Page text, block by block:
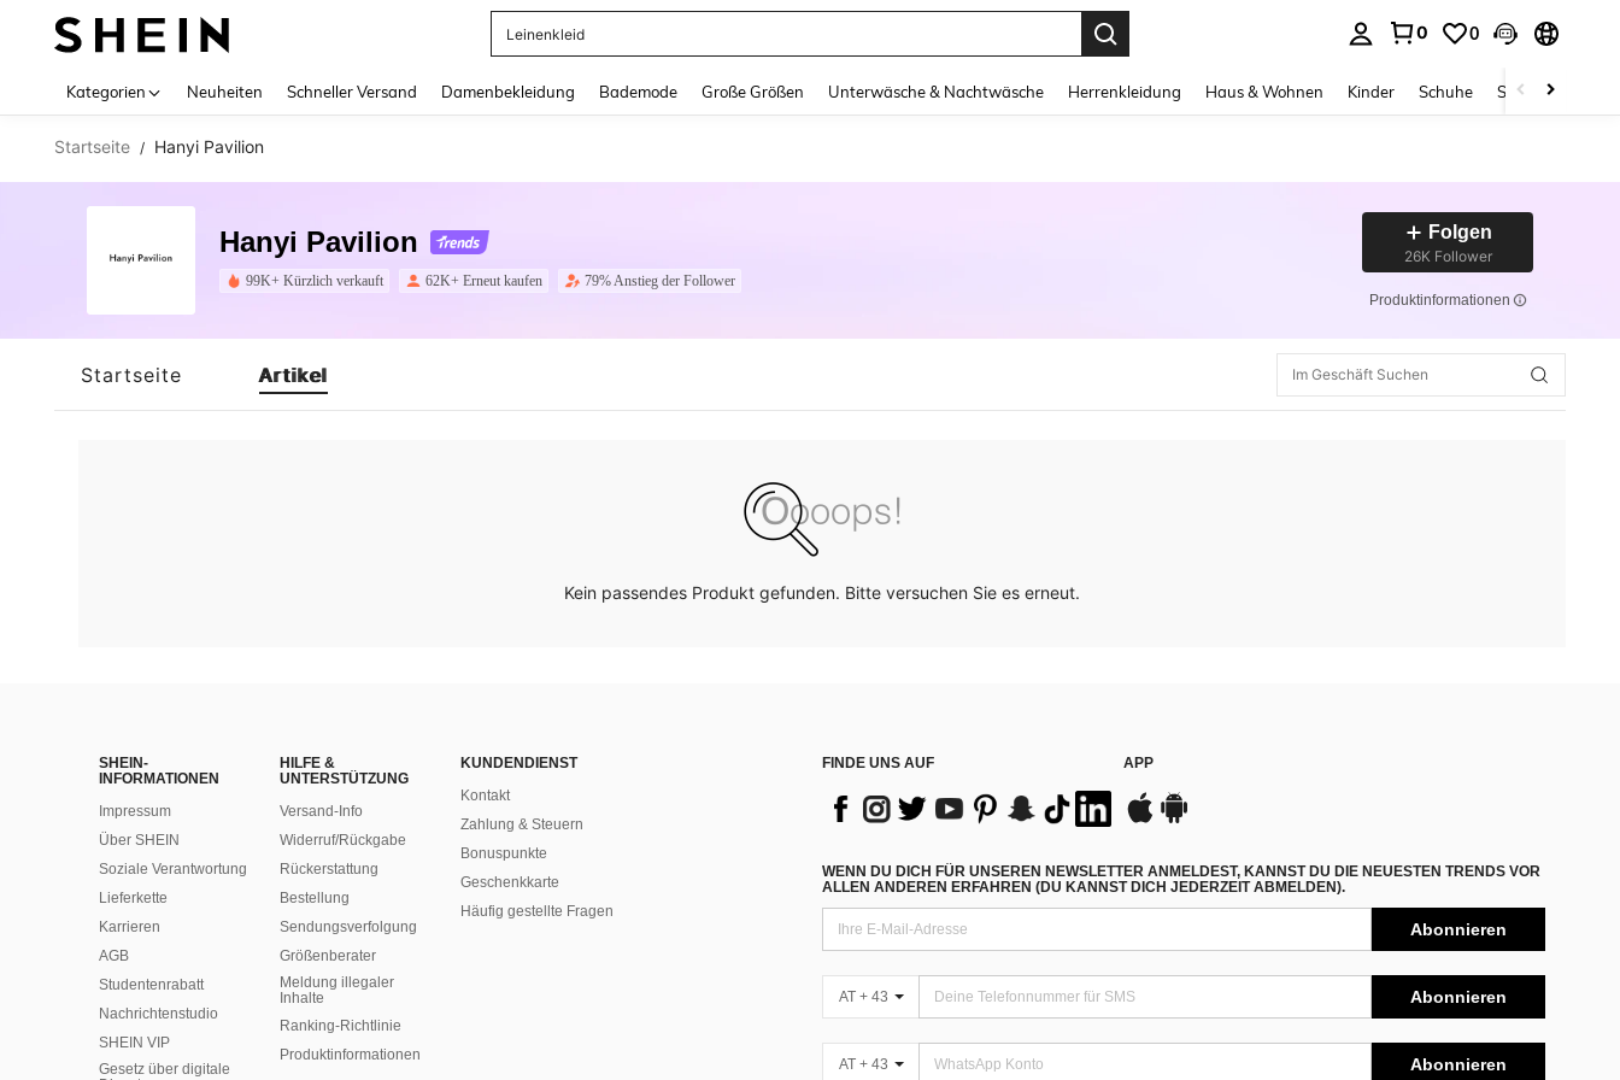
Leinenkleid
0 0
Kategorien Neuheiten Schneller Versand Damenbekleidung Bademode Große Größen Unterwäsche & Nachtwäsche Herrenkleidung Haus & Wohnen Kinder Schuhe Schmuck &
Startseite / Hanyi Pavilion
Hanyi Pavilion
99K+ Kürzlich verkauft 62K+ Erneut kaufen 79% Anstieg der Follower
Folgen
26K Follower
Produktinformationen
Startseite Artikel
Kein passendes Produkt gefunden. Bitte versuchen Sie es erneut.
SHEIN-
INFORMATIONEN
Impressum
Über SHEIN
Soziale Verantwortung
Lieferkette
Karrieren
AGB
Studentenrabatt
Nachrichtenstudio
SHEIN VIP
Gesetz über digitale
HILFE &
UNTERSTÜTZUNG
Versand-Info
Widerruf/Rückgabe
Rückerstattung
Bestellung
Sendungsverfolgung
Größenberater
Meldung illegaler
Inhalte
Ranking-Richtlinie
​Produktinformationen
KUNDENDIENST
Kontakt
Zahlung & Steuern
Bonuspunkte
Geschenkkarte
Häufig gestellte Fragen
FINDE UNS AUF APP
WENN DU DICH FÜR UNSEREN NEWSLETTER ANMELDEST, KANNST DU DIE NEUESTEN TRENDS VOR
ALLEN ANDEREN ERFAHREN (DU KANNST DICH JEDERZEIT ABMELDEN).
Abonnieren
AT + 43 Abonnieren
AT + 43 Abonnieren